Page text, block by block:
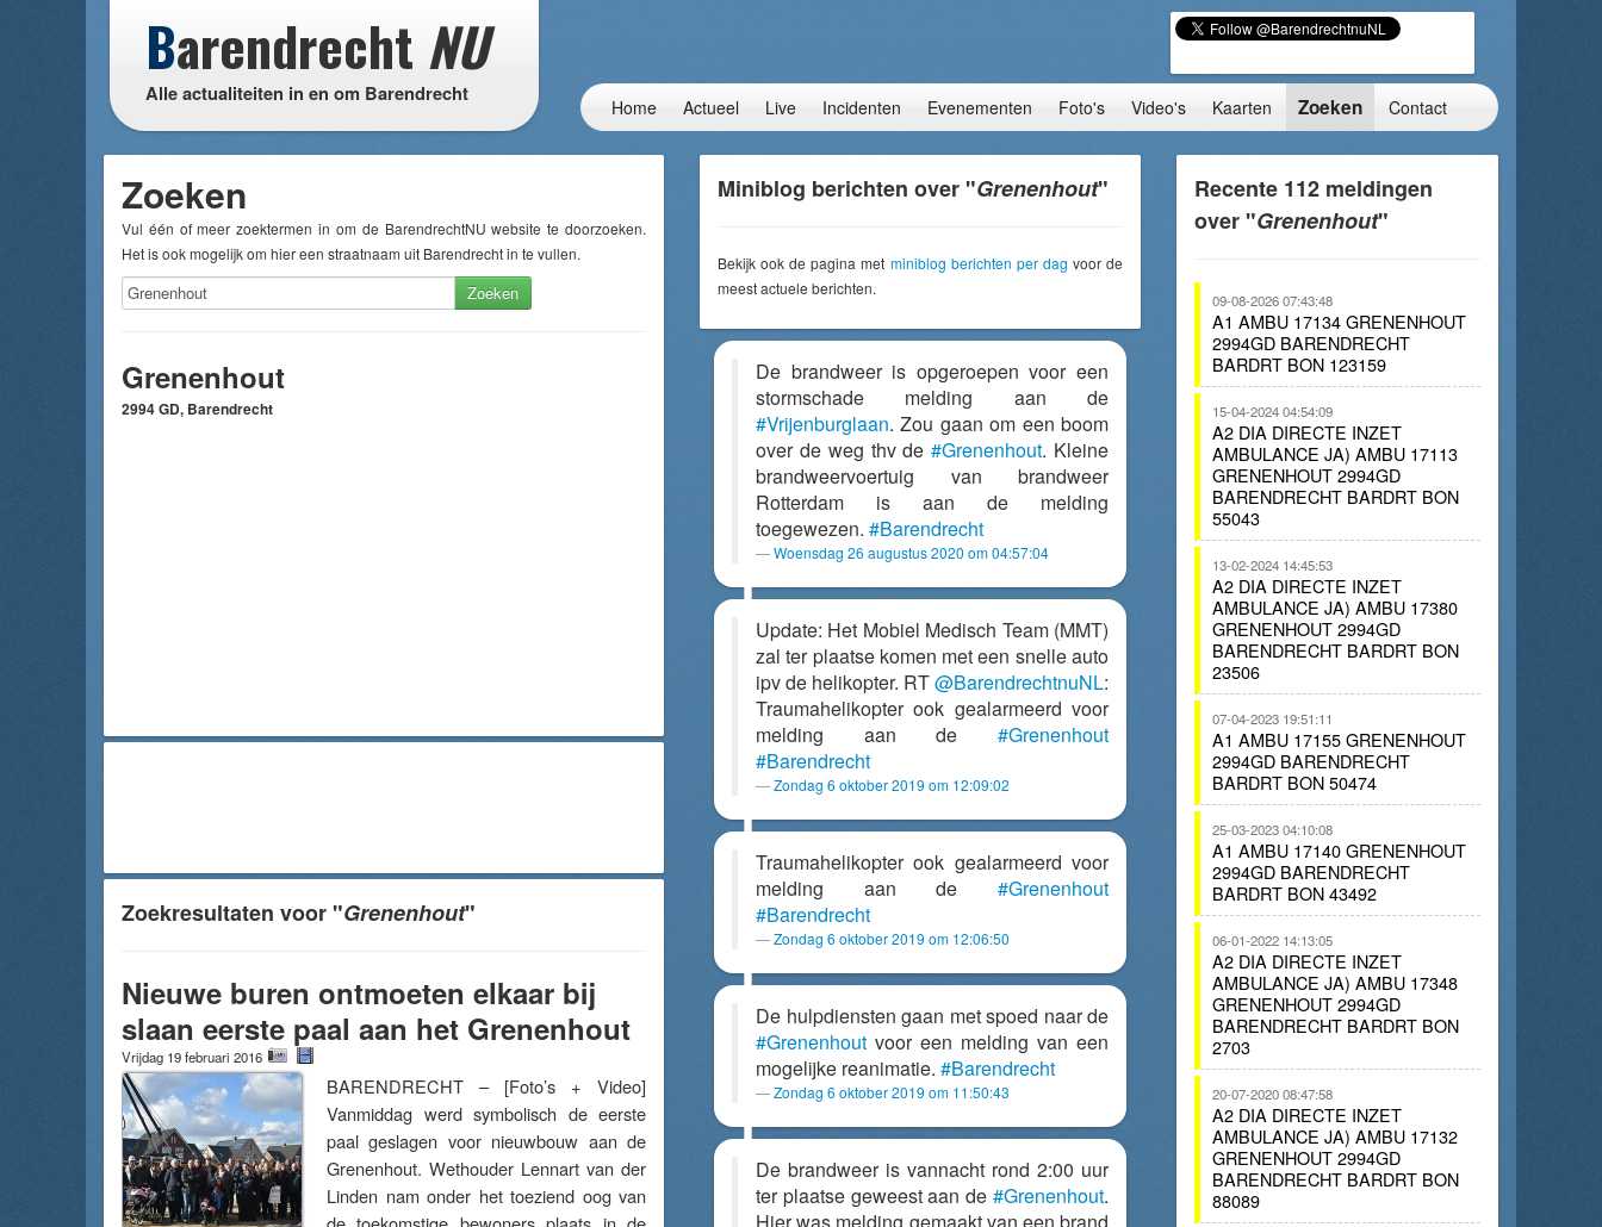
Barendrecht NU
Alle actualiteiten in en om Barendrecht
Home Actueel Live Incidenten Evenementen Foto's Video's Kaarten Zoeken Contact
Zoeken
Vul één of meer zoektermen in om de BarendrechtNU website te doorzoeken.
Het is ook mogelijk om hier een straatnaam uit Barendrecht in te vullen.
Zoeken
Grenenhout
2994 GD, Barendrecht
Zoekresultaten voor "Grenenhout"
Nieuwe buren ontmoeten elkaar bij
slaan eerste paal aan het Grenenhout
Vrijdag 19 februari 2016
BARENDRECHT – [Foto’s + Video]
Vanmiddag werd symbolisch de eerste
paal geslagen voor nieuwbouw aan de
Grenenhout. Wethouder Lennart van der
Linden nam onder het toeziend oog van
Miniblog berichten over "Grenenhout"
Bekijk ook de pagina met miniblog berichten per dag voor de
meest actuele berichten.
De brandweer is opgeroepen voor een
stormschade melding aan de
#Vrijenburglaan. Zou gaan om een boom
over de weg thv de#Grenenhout. Kleine
brandweervoertuig van brandweer
Rotterdam is aan de melding
toegewezen. #Barendrecht
Woensdag 26 augustus 2020 om 04:57:04
Update: Het Mobiel Medisch Team (MMT)
zal ter plaatse komen met een snelle auto
ipv de helikopter. RT@BarendrechtnuNL:
Traumahelikopter ook gealarmeerd voor
melding aan de #Grenenhout
#Barendrecht
Zondag 6 oktober 2019 om 12:09:02
Traumahelikopter ook gealarmeerd voor
melding aan de #Grenenhout
#Barendrecht
Zondag 6 oktober 2019 om 12:06:50
De hulpdiensten gaan met spoed naar de
#Grenenhout voor een melding van een
mogelijke reanimatie. #Barendrecht
Zondag 6 oktober 2019 om 11:50:43
De brandweer is vannacht rond 2:00 uur
ter plaatse geweest aan de #Grenenhout.
Recente 112 meldingen
over "Grenenhout"
09-08-2026 07:43:48
A1 AMBU 17134 GRENENHOUT
2994GD BARENDRECHT
BARDRT BON 123159
15-04-2024 04:54:09
A2 DIA DIRECTE INZET
AMBULANCE JA) AMBU 17113
GRENENHOUT 2994GD
BARENDRECHT BARDRT BON
55043
13-02-2024 14:45:53
A2 DIA DIRECTE INZET
AMBULANCE JA) AMBU 17380
GRENENHOUT 2994GD
BARENDRECHT BARDRT BON
23506
07-04-2023 19:51:11
A1 AMBU 17155 GRENENHOUT
2994GD BARENDRECHT
BARDRT BON 50474
25-03-2023 04:10:08
A1 AMBU 17140 GRENENHOUT
2994GD BARENDRECHT
BARDRT BON 43492
06-01-2022 14:13:05
A2 DIA DIRECTE INZET
AMBULANCE JA) AMBU 17348
GRENENHOUT 2994GD
BARENDRECHT BARDRT BON
2703
20-07-2020 08:47:58
A2 DIA DIRECTE INZET
AMBULANCE JA) AMBU 17132
GRENENHOUT 2994GD
BARENDRECHT BARDRT BON
88089